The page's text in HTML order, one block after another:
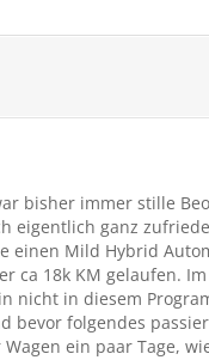
bisher immer stille
eigentlich ganz
einen Mild Hybrid
ca 18k KM gelaufen.
nicht in diesem
bevor folgendes
ein paar Tage,